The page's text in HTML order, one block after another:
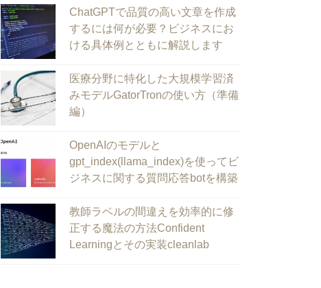
ChatGPTで品質の高い文章を作成
するには何が必要？ビジネスにお
ける具体例とともに解説します
医療分野に特化した大規模学習済
みモデルGatorTronの使い方（準備
編）
OpenAIのモデルと
gpt_index(llama_index)を使ってビ
ジネスに関する質問応答botを構築
教師ラベルの間違えを効率的に修
正する魔法の方法Confident
Learningとその実装cleanlab